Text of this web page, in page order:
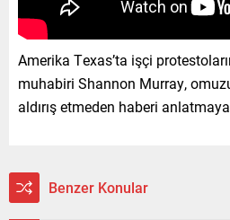
Amerika Texas’ta işçi
muhabiri Shannon Murray,
aldırış etmeden haberi
Benzer Konular